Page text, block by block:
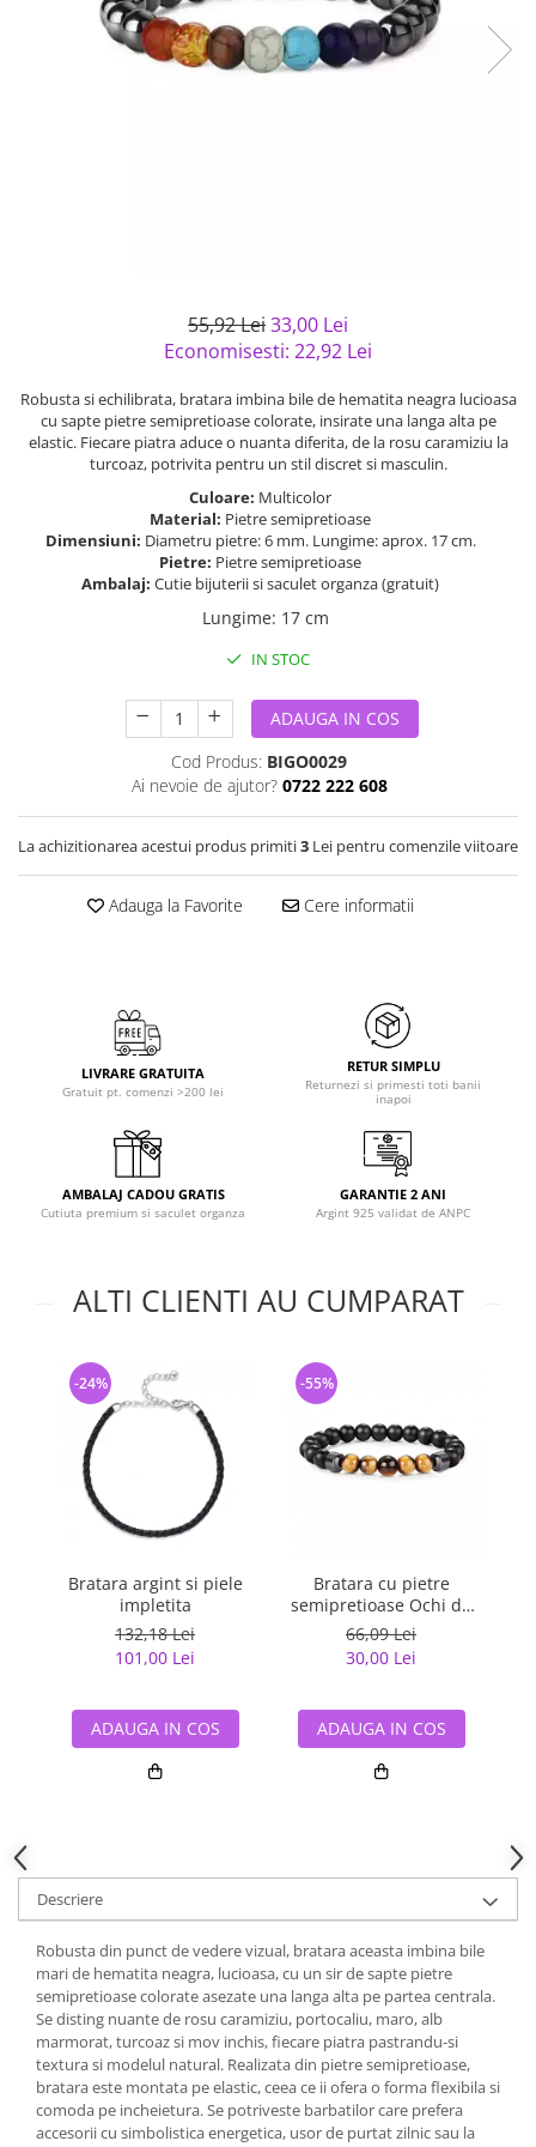
semipretioase
Bijuterii argint placat cu aur
Bijuterii de Lux
Bijuterii gotice si rock
Solutii si lavete de curatare
55,92 Lei33,00 Lei
Economisesti: 22,92 Lei
Robusta si echilibrata, bratara imbina bile de hematita neagra lucioasa
cu sapte pietre semipretioase colorate, insirate una langa alta pe
elastic. Fiecare piatra aduce o nuanta diferita, de la rosu caramiziu la
turcoaz, potrivita pentru un stil discret si masculin.
Culoare: Multicolor
Material: Pietre semipretioase
Dimensiuni: Diametru pietre: 6 mm. Lungime: aprox. 17 cm.
Pietre: Pietre semipretioase
Ambalaj: Cutie bijuterii si saculet organza (gratuit)
Lungime: 17 cm
IN STOC
ADAUGA IN COS
Cod Produs: BIGO0029
Ai nevoie de ajutor? 0722 222 608
La achizitionarea acestui produs primiti3 Lei pentru comenzile viitoare
Adauga la Favorite Cere informatii
LIVRARE GRATUITA
Gratuit pt. comenzi >200 lei
RETUR SIMPLU
Returnezi si primesti toti banii
inapoi
AMBALAJ CADOU GRATIS
Cutiuta premium si saculet organza
GARANTIE 2 ANI
Argint 925 validat de ANPC
ALTI CLIENTI AU CUMPARAT
Bratara argint si piele
impletita
132,18 Lei
101,00 Lei
-24%
ADAUGA IN COS
Bratara cu pietre
semipretioase Ochi de
Tigru
66,09 Lei
30,00 Lei
-55%
ADAUGA IN COS
Descriere
Robusta din punct de vedere vizual, bratara aceasta imbina bile
mari de hematita neagra, lucioasa, cu un sir de sapte pietre
semipretioase colorate asezate una langa alta pe partea centrala.
Se disting nuante de rosu caramiziu, portocaliu, maro, alb
marmorat, turcoaz si mov inchis, fiecare piatra pastrandu-si
textura si modelul natural. Realizata din pietre semipretioase,
bratara este montata pe elastic, ceea ce ii ofera o forma flexibila si
comoda pe incheietura. Se potriveste barbatilor care prefera
accesorii cu simbolistica energetica, usor de purtat zilnic sau la